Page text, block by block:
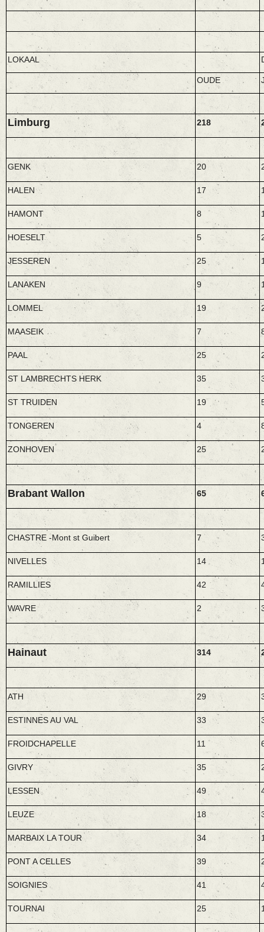
LOKAAL
OUDE
Limburg 218
GENK 20
HALEN 17
HAMONT 8
HOESELT 5
JESSEREN 25
LANAKEN 9
LOMMEL 19
MAASEIK 7
PAAL 25
ST LAMBRECHTS HERK 35
ST TRUIDEN 19
TONGEREN 4
ZONHOVEN 25
Brabant Wallon 65
CHASTRE -Mont st Guibert 7
NIVELLES 14
RAMILLIES 42
WAVRE 2
Hainaut 314
ATH 29
ESTINNES AU VAL 33
FROIDCHAPELLE 11
GIVRY 35
LESSEN 49
LEUZE 18
MARBAIX LA TOUR 34
PONT A CELLES 39
SOIGNIES 41
TOURNAI 25